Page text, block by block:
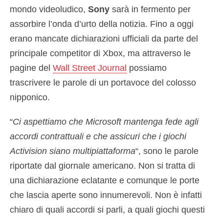
mondo videoludico, Sony sarà in fermento per
assorbire l’onda d’urto della notizia. Fino a oggi
erano mancate dichiarazioni ufficiali da parte del
principale competitor di Xbox, ma attraverso le
pagine del Wall Street Journal possiamo
trascrivere le parole di un portavoce del colosso
nipponico.
“Ci aspettiamo che Microsoft mantenga fede agli
accordi contrattuali e che assicuri che i giochi
Activision siano multipiattaforma“, sono le parole
riportate dal giornale americano. Non si tratta di
una dichiarazione eclatante e comunque le porte
che lascia aperte sono innumerevoli. Non è infatti
chiaro di quali accordi si parli, a quali giochi questi